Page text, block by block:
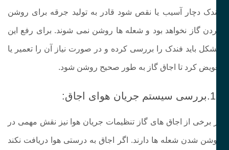
دچار آسیب یا نقص شود قادر به تولید جرقه برای روشن
گاز نخواهد بود و شعله‌ ها روشن نمی‌ شوند. برای رفع این
باید فندک را بررسی کرده و در صورت نیاز آن را تعمیر یا
کرد تا اجاق گاز به‌ طور صحیح روشن شود.
برخی از اجاق‌ های گاز تنظیمات جریان هوا نیز نقش مهمی در
شدن شعله‌ ها دارند. اگر اجاق به‌ درستی هوا دریافت نکند